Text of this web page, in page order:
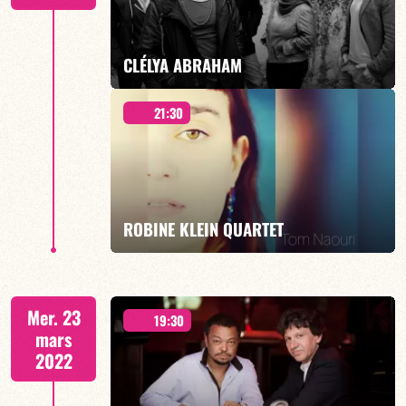
EN SAVOIR PLUS
CLÉLYA ABRAHAM
INVITE TEDDY SORRES ET TROPICAL AVENUE
21:30
ROBINE KLEIN QUARTET
Mer. 23
mars
2022
19:30